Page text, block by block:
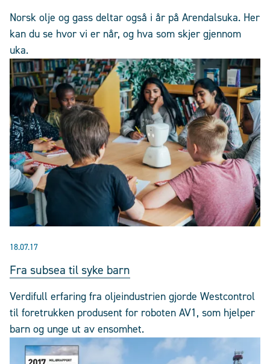
Norsk olje og gass deltar også i år på Arendalsuka. Her
kan du se hvor vi er når, og hva som skjer gjennom
uka.
18.07.17
Fra subsea til syke barn
Verdifull erfaring fra oljeindustrien gjorde Westcontrol
til foretrukken produsent for roboten AV1, som hjelper
barn og unge ut av ensomhet.